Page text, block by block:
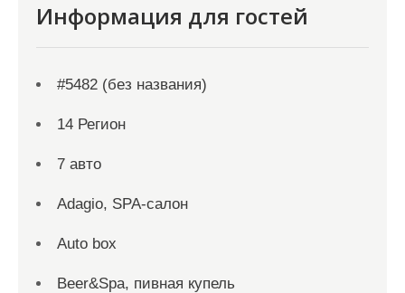
Информация для гостей
#5482 (без названия)
14 Регион
7 авто
Adagio, SPA-салон
Auto box
Beer&Spa, пивная купель